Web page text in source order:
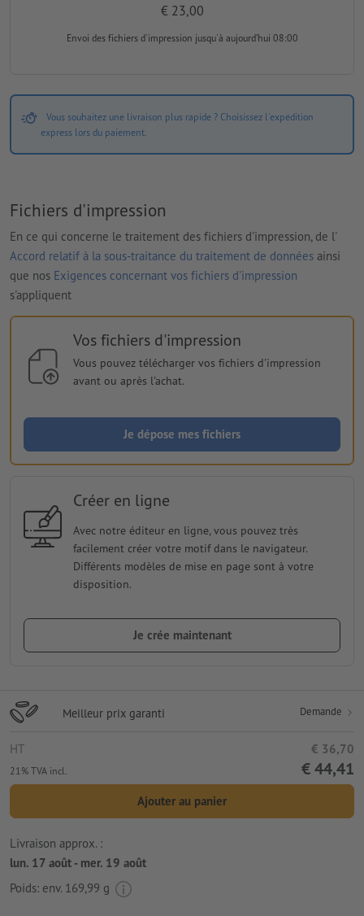
€ 23,00
Envoi des fichiers d'impression jusqu'à aujourd’hui 08:00
Vous souhaitez une livraison plus rapide ? Choisissez l'expédition
express lors du paiement.
Fichiers d'impression
En ce qui concerne le traitement des fichiers d'impression, de l'
Accord relatif à la sous-traitance du traitement de données ainsi
que nos Exigences concernant vos fichiers d'impression
s'appliquent
Vos fichiers d'impression
Vous pouvez télécharger vos fichiers d'impression
avant ou après l'achat.
Je dépose mes fichiers
Créer en ligne
Avec notre éditeur en ligne, vous pouvez très
facilement créer votre motif dans le navigateur.
Différents modèles de mise en page sont à votre
disposition.
Je crée maintenant
Meilleur prix garanti Demande
HT € 36,70
21% TVA incl. € 44,41
Ajouter au panier
Livraison approx. :
lun. 17 août - mer. 19 août
Poids: env. 169,99 g